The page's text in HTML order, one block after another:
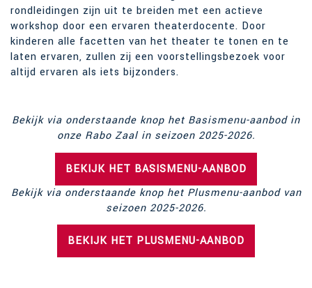
rondleidingen zijn uit te breiden met een actieve
workshop door een ervaren theaterdocente. Door
kinderen alle facetten van het theater te tonen en te
laten ervaren, zullen zij een voorstellingsbezoek voor
altijd ervaren als iets bijzonders.
Bekijk via onderstaande knop het Basismenu-aanbod in
onze Rabo Zaal in seizoen 2025-2026.
BEKIJK HET BASISMENU-AANBOD
Bekijk via onderstaande knop het Plusmenu-aanbod van
seizoen 2025-2026.
BEKIJK HET PLUSMENU-AANBOD